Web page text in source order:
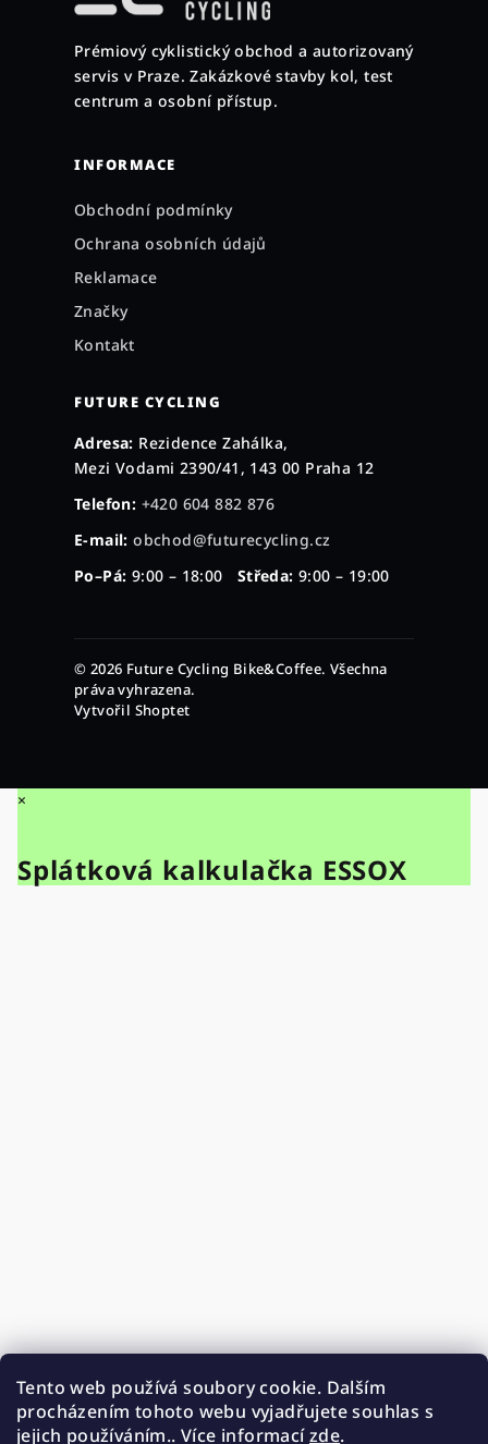
Tento web používá soubory cookie. Dalším
procházením tohoto webu vyjadřujete souhlas s
jejich používáním.. Více informacízde.
Prémiový cyklistický obchod a autorizovaný
servis v Praze. Zakázkové stavby kol, test
centrum a osobní přístup.
INFORMACE
Obchodní podmínky
Ochrana osobních údajů
Reklamace
Značky
Kontakt
FUTURE CYCLING
Adresa: Rezidence Zahálka,
Mezi Vodami 2390/41, 143 00 Praha 12
Telefon: +420 604 882 876
E-mail: obchod@futurecycling.cz
Po–Pá: 9:00 – 18:00 Středa: 9:00 – 19:00
© 2026 Future Cycling Bike&Coffee. Všechna
práva vyhrazena.
Vytvořil Shoptet
×
Splátková kalkulačka ESSOX